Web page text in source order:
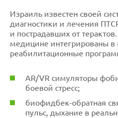
Израиль известен своей
диагностики и лечения
и пострадавших от
медицине интегрированы в
реабилитационные
AR/VR симуляторы
боевой стресс;
биофидбек-обратная
пульс, дыхание в